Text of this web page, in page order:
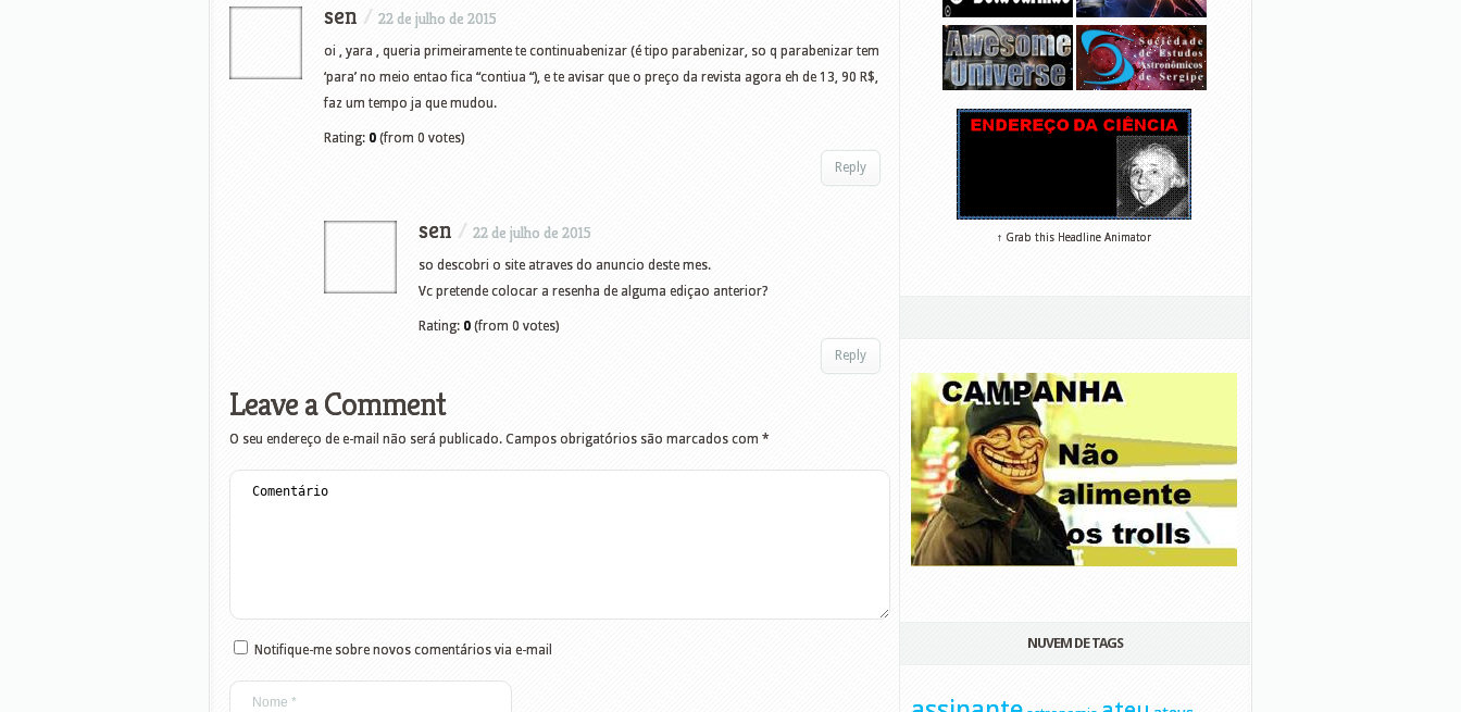
sen / 22 de julho de 2015
oi , yara , queria primeiramente te continuabenizar (é tipo parabenizar, so q parabenizar tem
‘para’ no meio entao fica “contiua “), e te avisar que o preço da revista agora eh de 13, 90 R$,
faz um tempo ja que mudou.
Rating: 0 (from 0 votes)
Reply
sen / 22 de julho de 2015
so descobri o site atraves do anuncio deste mes.
Vc pretende colocar a resenha de alguma ediçao anterior?
Rating: 0 (from 0 votes)
Reply
Leave a Comment
O seu endereço de e-mail não será publicado. Campos obrigatórios são marcados com *
Notifique-me sobre novos comentários via e-mail
↑ Grab this Headline Animator
NUVEM DE TAGS